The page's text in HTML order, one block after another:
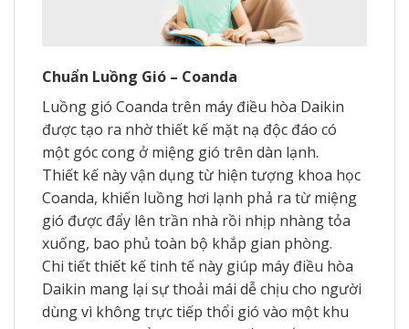
Chuẩn Luồng Gió – Coanda
Luồng gió Coanda trên máy điều hòa Daikin
được tạo ra nhờ thiết kế mặt nạ độc đáo có
một góc cong ở miệng gió trên dàn lạnh.
Thiết kế này vận dụng từ hiện tượng khoa học
Coanda, khiến luồng hơi lạnh phả ra từ miệng
gió được đẩy lên trần nhà rồi nhịp nhàng tỏa
xuống, bao phủ toàn bộ khắp gian phòng.
Chi tiết thiết kế tinh tế này giúp máy điều hòa
Daikin mang lại sự thoải mái dễ chịu cho người
dùng vì không trực tiếp thổi gió vào một khu